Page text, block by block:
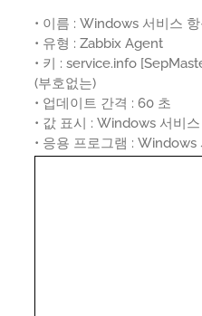
• 이름 : Windows 서비스
• 유형 : Zabbix Agent
• 키 : service.info
(부호없는)
• 업데이트 간격 : 60 초
• 값 표시 : Windows 서비스
• 응용 프로그램 : Windows